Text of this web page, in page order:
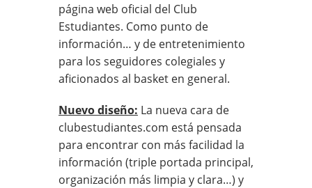
página web oficial del Club
Estudiantes. Como punto de
información… y de entretenimiento
para los seguidores colegiales y
aficionados al basket en general.
Nuevo diseño: La nueva cara de
clubestudiantes.com está pensada
para encontrar con más facilidad la
información (triple portada principal,
organización más limpia y clara…) y